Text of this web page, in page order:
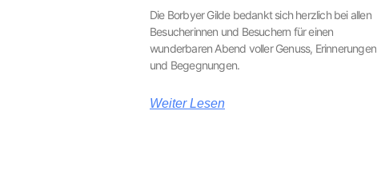
Die Borbyer Gilde bedankt sich herzlich bei allen
Besucherinnen und Besuchern für einen
wunderbaren Abend voller Genuss, Erinnerungen
und Begegnungen.
Weiter Lesen